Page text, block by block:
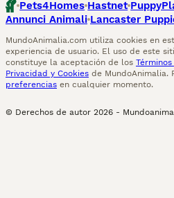
Pets4Homes Hastnet
Annunci Animali Lancaster
MundoAnimalia.com utiliza cookies en
experiencia de usuario. El uso de este
constituye la aceptación de los
Privacidad y Cookies de MundoAnimalia.
preferencias en cualquier momento.
© Derechos de autor 2026 -